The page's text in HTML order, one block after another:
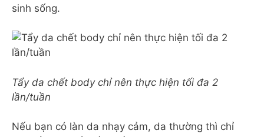
sinh sống.
Tẩy da chết body chỉ nên thực hiện tối đa 2
lần/tuần
Nếu bạn có làn da nhạy cảm, da thường thì chỉ